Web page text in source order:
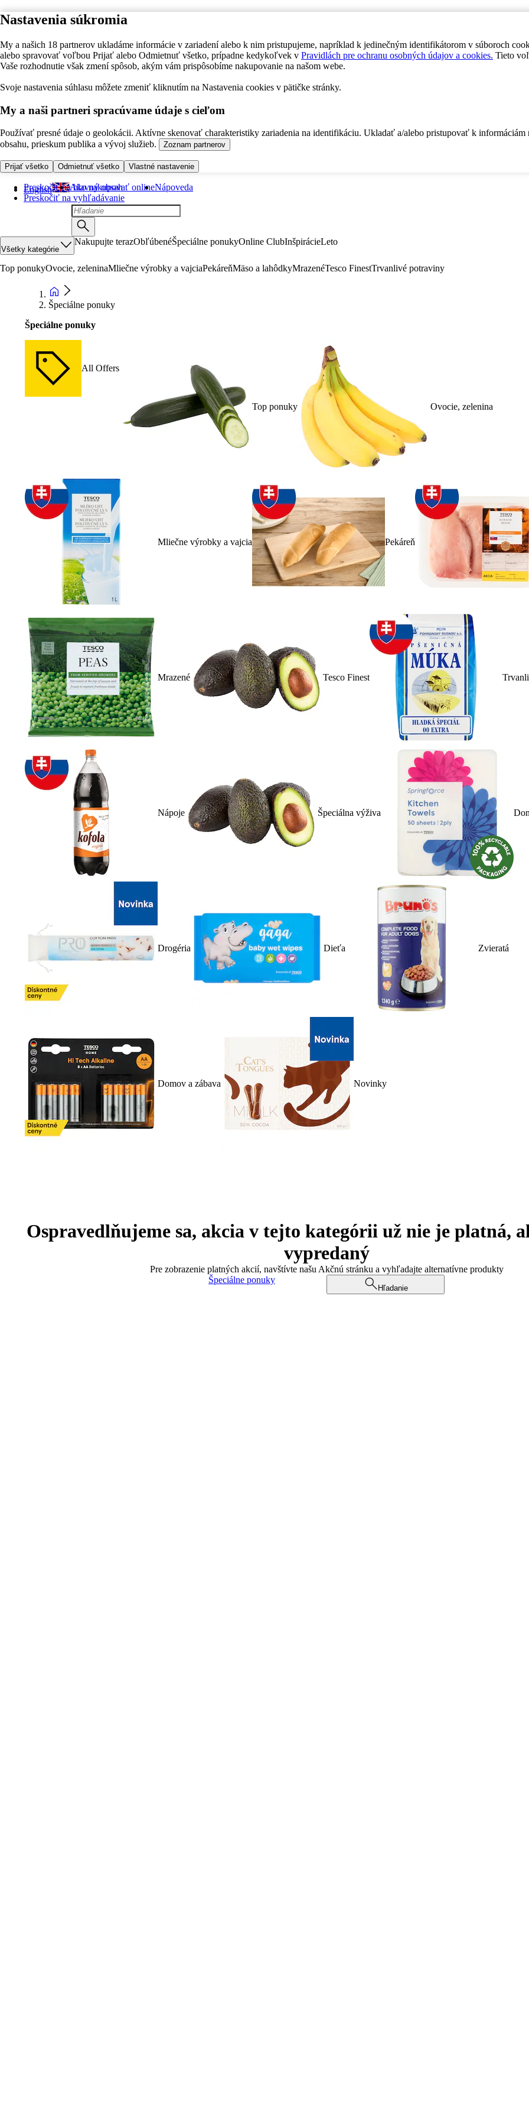
Nastavenia súkromia
My a našich 18 partnerov ukladáme informácie v zariadení alebo k nim pristupujeme, napríklad k jedinečným identifikátorom v súboroch
alebo spravovať voľbou Prijať alebo Odmietnuť všetko, prípadne kedykoľvek v Pravidlách pre ochranu osobných údajov a cookies. Tieto
Vaše rozhodnutie však zmení spôsob, akým vám prispôsobíme nakupovanie na našom webe.
Svoje nastavenia súhlasu môžete zmeniť kliknutím na Nastavenia cookies v pätičke stránky.
My a naši partneri spracúvame údaje s cieľom
Používať presné údaje o geolokácii. Aktívne skenovať charakteristiky zariadenia na identifikáciu. Ukladať a/alebo pristupovať k informáciám
obsahu, prieskum publika a vývoj služieb.
Zoznam partnerov
Prijať všetko Odmietnuť všetko Vlastné nastavenie
Preskočiť na hlavný obsah
Preskočiť na vyhľadávanie
English Ako nakupovať onlineNápoveda
Všetky kategórie
Nakupujte terazObľúbenéŠpeciálne ponukyOnline ClubInšpirácieLeto
Top ponukyOvocie, zeleninaMliečne výrobky a vajciaPekáreňMäso a lahôdkyMrazenéTesco FinestTrvanlivé potraviny
Špeciálne ponuky
Špeciálne ponuky
All Offers
Top ponuky Ovocie, zelenina
Mliečne výrobky a vajcia Pekáreň
Mrazené Tesco Finest
Nápoje Špeciálna výživa
Drogéria Dieťa Zvieratá
Domov a zábava Novinky
Ospravedlňujeme sa, akcia v tejto kategórii už nie je platná,
vypredaný
Pre zobrazenie platných akcií, navštívte našu Akčnú stránku a vyhľadajte alternatívne produkty
Špeciálne ponuky
Hľadanie